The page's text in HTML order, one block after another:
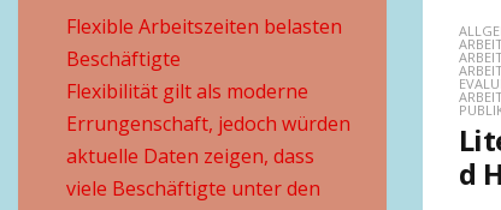
Flexible Arbeitszeiten belasten
Beschäftigte
Flexibilität gilt als moderne
Errungenschaft, jedoch würden
aktuelle Daten zeigen, dass
viele Beschäftigte unter den
d